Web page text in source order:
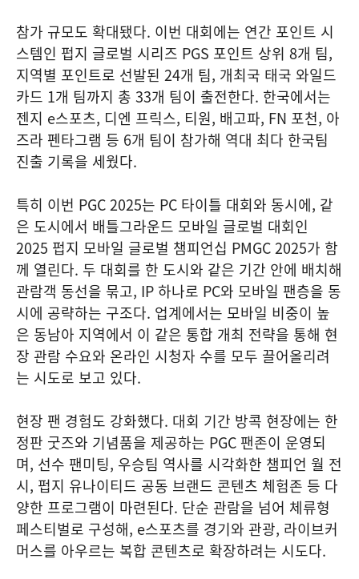
참가 규모도 확대됐다. 이번 대회에는 연간 포인트 시
스템인 펍지 글로벌 시리즈 PGS 포인트 상위 8개 팀,
지역별 포인트로 선발된 24개 팀, 개최국 태국 와일드
카드 1개 팀까지 총 33개 팀이 출전한다. 한국에서는
젠지 e스포츠, 디엔 프릭스, 티원, 배고파, FN 포천, 아
즈라 펜타그램 등 6개 팀이 참가해 역대 최다 한국팀
진출 기록을 세웠다.
특히 이번 PGC 2025는 PC 타이틀 대회와 동시에, 같
은 도시에서 배틀그라운드 모바일 글로벌 대회인
2025 펍지 모바일 글로벌 챔피언십 PMGC 2025가 함
께 열린다. 두 대회를 한 도시와 같은 기간 안에 배치해
관람객 동선을 묶고, IP 하나로 PC와 모바일 팬층을 동
시에 공략하는 구조다. 업계에서는 모바일 비중이 높
은 동남아 지역에서 이 같은 통합 개최 전략을 통해 현
장 관람 수요와 온라인 시청자 수를 모두 끌어올리려
는 시도로 보고 있다.
현장 팬 경험도 강화했다. 대회 기간 방콕 현장에는 한
정판 굿즈와 기념품을 제공하는 PGC 팬존이 운영되
며, 선수 팬미팅, 우승팀 역사를 시각화한 챔피언 월 전
시, 펍지 유나이티드 공동 브랜드 콘텐츠 체험존 등 다
양한 프로그램이 마련된다. 단순 관람을 넘어 체류형
페스티벌로 구성해, e스포츠를 경기와 관광, 라이브커
머스를 아우르는 복합 콘텐츠로 확장하려는 시도다.